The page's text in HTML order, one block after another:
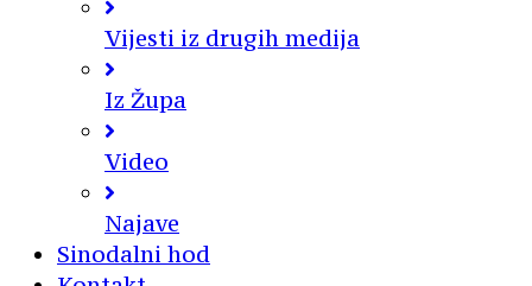
Vijesti iz drugih medija
Iz Župa
Video
Najave
Sinodalni hod